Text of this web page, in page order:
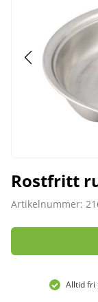
Rostfritt
Artikelnummer:
Alltid fri